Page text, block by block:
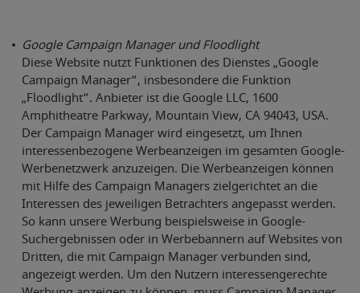
Google Campaign Manager und Floodlight
Diese Website nutzt Funktionen des Dienstes „Google
Campaign Manager“, insbesondere die Funktion
„Floodlight“. Anbieter ist die Google LLC, 1600
Amphitheatre Parkway, Mountain View, CA 94043, USA.
Der Campaign Manager wird eingesetzt, um Ihnen
interessenbezogene Werbeanzeigen im gesamten Google-
Werbenetzwerk anzuzeigen. Die Werbeanzeigen können
mit Hilfe des Campaign Managers zielgerichtet an die
Interessen des jeweiligen Betrachters angepasst werden.
So kann unsere Werbung beispielsweise in Google-
Suchergebnissen oder in Werbebannern auf Websites von
Dritten, die mit Campaign Manager verbunden sind,
angezeigt werden. Um den Nutzern interessengerechte